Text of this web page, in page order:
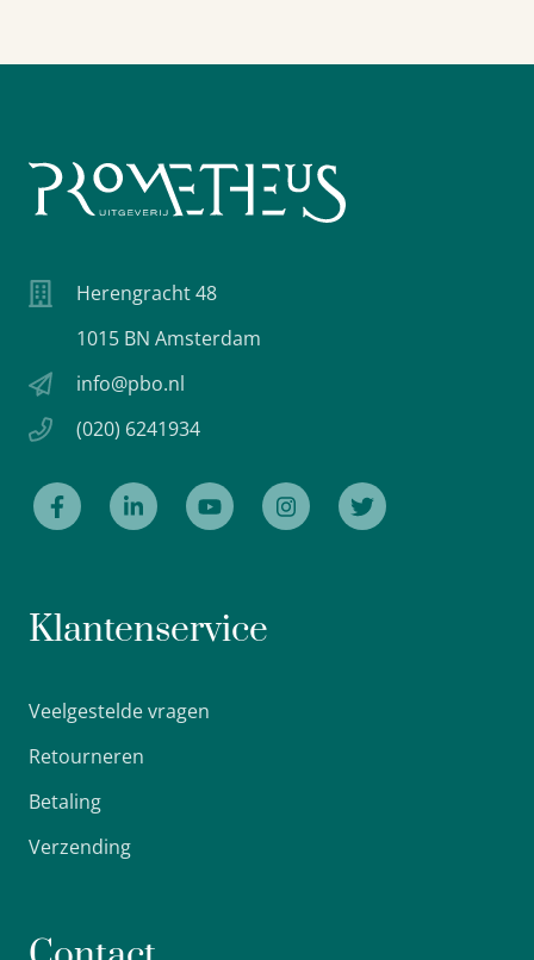
Herengracht 48
1015 BN Amsterdam
info@pbo.nl
(020) 6241934
Klantenservice
Veelgestelde vragen
Retourneren
Betaling
Verzending